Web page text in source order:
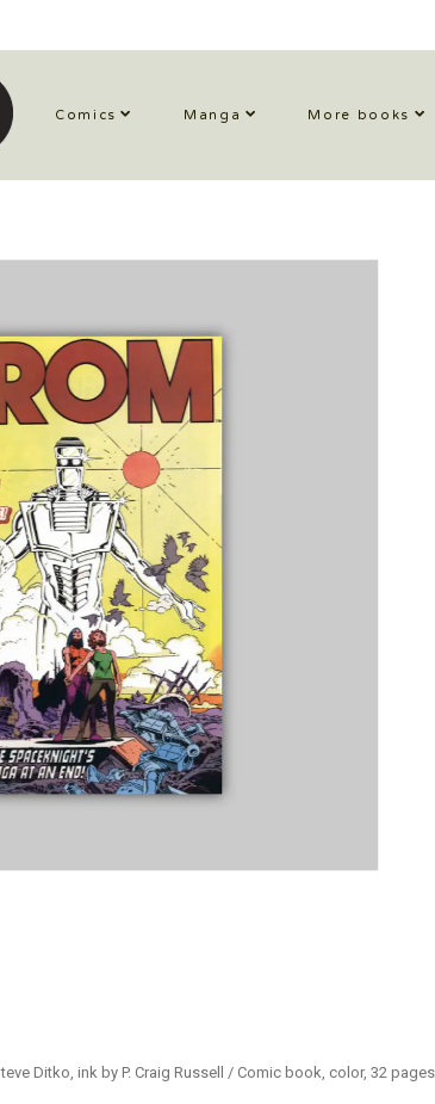
Comics Manga More books
Ditko, ink by P. Craig Russell / Comic book, color, 32 pages